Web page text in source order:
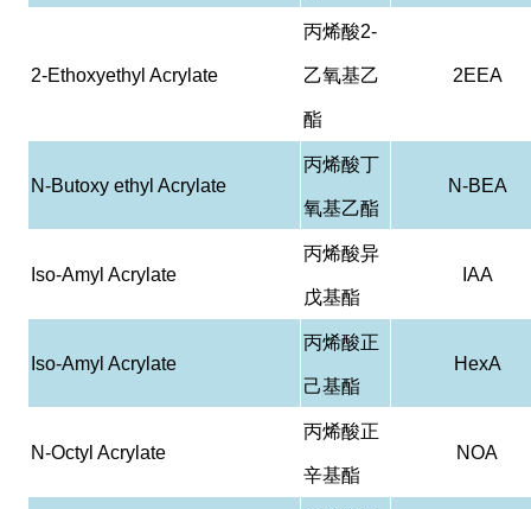
2-Ethoxyethyl Acrylate
丙烯酸2-
乙氧基乙
酯
2EEA
N-Butoxy ethyl Acrylate
丙烯酸丁
氧基乙酯
N-BEA
Iso-Amyl Acrylate
丙烯酸异
戊基酯
IAA
Iso-Amyl Acrylate
丙烯酸正
己基酯
HexA
N-Octyl Acrylate
丙烯酸正
辛基酯
NOA